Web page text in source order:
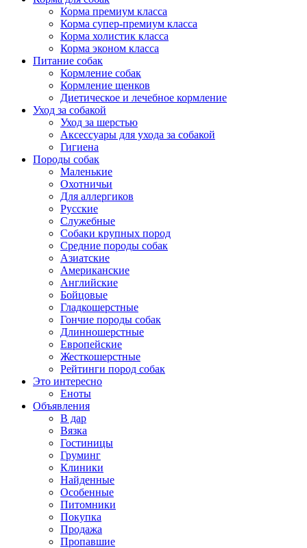
Корма премиум класса
Корма супер-премиум класса
Корма холистик класса
Корма эконом класса
Питание собак
Кормление собак
Кормление щенков
Диетическое и лечебное кормление
Уход за собакой
Уход за шерстью
Аксессуары для ухода за собакой
Гигиена
Породы собак
Маленькие
Охотничьи
Для аллергиков
Русские
Служебные
Собаки крупных пород
Средние породы собак
Азиатские
Американские
Английские
Бойцовые
Гладкошерстные
Гончие породы собак
Длинношерстные
Европейские
Жесткошерстные
Рейтинги пород собак
Это интересно
Еноты
Объявления
В дар
Вязка
Гостиницы
Груминг
Клиники
Найденные
Особенные
Питомники
Покупка
Продажа
Пропавшие